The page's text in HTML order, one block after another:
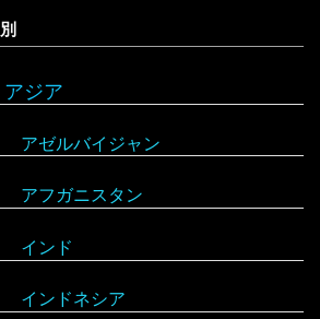
アジア
アゼルバイジャン
アフガニスタン
インド
インドネシア
キプロス
クロアチア
コソボ
サンマリノ
ジョージア（グルジア）
スイス